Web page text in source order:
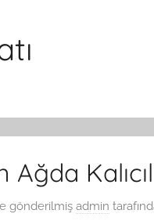
Ağda
gönderilmiş admin